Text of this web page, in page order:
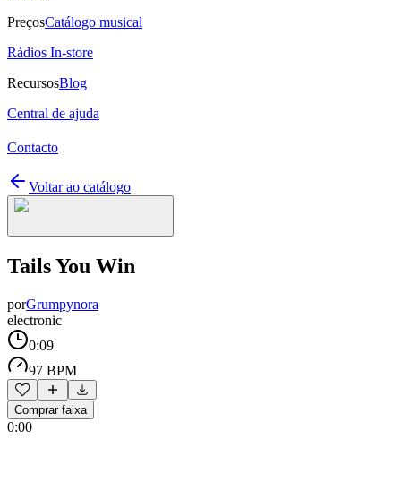
PreçosCatálogo musical
Rádios In-store
RecursosBlog
Central de ajuda
Contacto
Voltar ao catálogo
Tails You Win
porGrumpynora
electronic
0:09
97 BPM
Comprar faixa
0:00